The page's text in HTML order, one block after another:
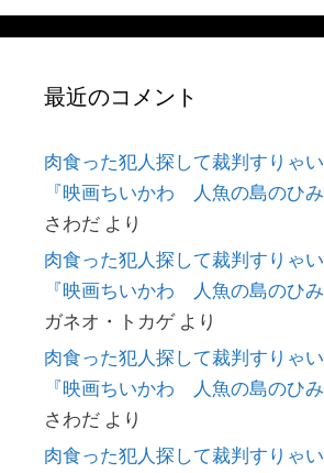
最近のコメント
肉食った犯人探して裁判すりゃ
『映画ちいかわ 人魚の島のひ
さわだ より
肉食った犯人探して裁判すりゃ
『映画ちいかわ 人魚の島のひ
ガネオ・トカゲより
肉食った犯人探して裁判すりゃ
『映画ちいかわ 人魚の島のひ
さわだ より
肉食った犯人探して裁判すりゃ